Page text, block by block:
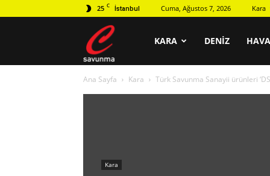
25 C İstanbul Cuma, Ağustos 7, 2026 Kara
KARA DENIZ HAVA
Ana Sayfa Kara Türk Savunma Sanayii ürünleri
Kara